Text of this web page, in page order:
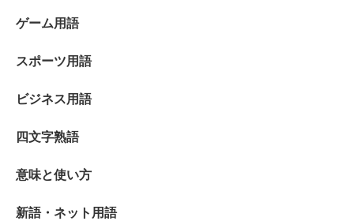
ゲーム用語
スポーツ用語
ビジネス用語
四文字熟語
意味と使い方
新語・ネット用語